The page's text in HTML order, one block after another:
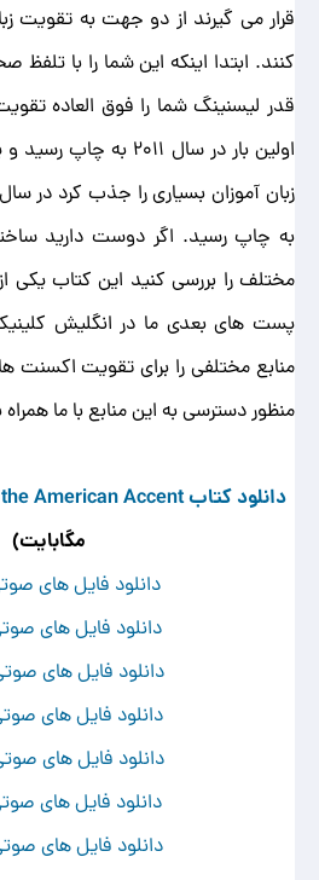
قرار می گیرند از دو جهت به تقویت
کنند. ابتدا اینکه این شما را با
قدر لیسنینگ شما را فوق العاده
اولین بار در سال 2011
به چاپ رسید. اگر دوست دارید
مختلف را بررسی کنید این کتاب یکی
پست های بعدی ما در انگلیش
منابع مختلفی را برای تقویت اکسنت
منظور دسترسی به این منابع با ما
دانلود کتاب Mastering the American Accent
مگابایت)
دانلود فایل های
دانلود فایل های
دانلود فایل های
دانلود فایل های
دانلود فایل های
دانلود فایل های
دانلود فایل های